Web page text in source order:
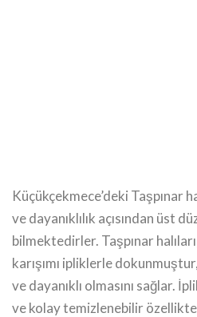
Küçükçekmece’deki Taşpınar
ve dayanıklılık açısından üst
bilmektedirler. Taşpınar
karışımı ipliklerle
ve dayanıklı olmasını sağlar.
ve kolay temizlenebilir